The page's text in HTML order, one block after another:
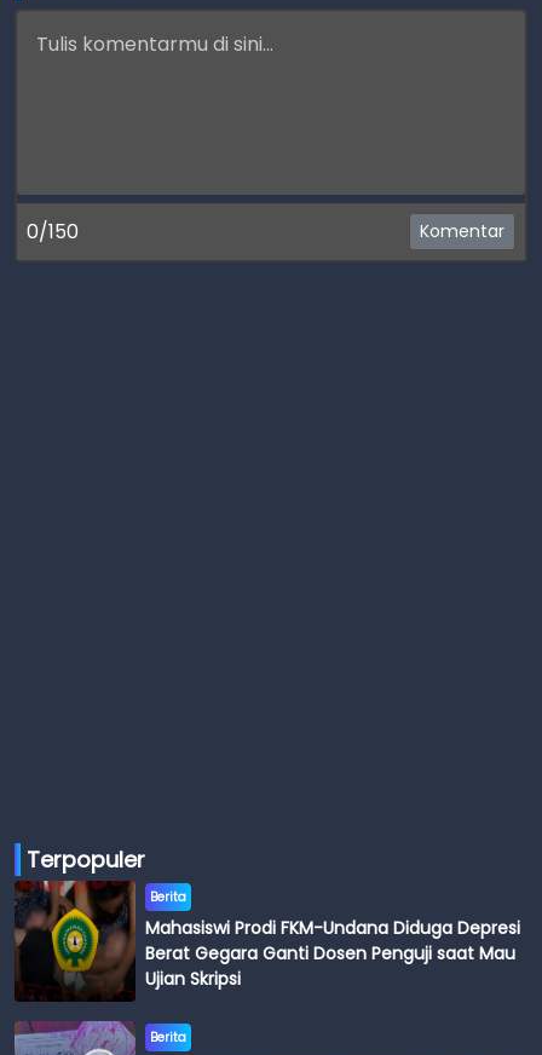
0/150 Komentar
Terpopuler
Berita
Mahasiswi Prodi FKM-Undana Diduga Depresi
Berat Gegara Ganti Dosen Penguji saat Mau
Ujian Skripsi
Berita